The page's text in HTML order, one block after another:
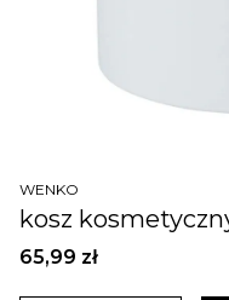
WENKO
kosz
65,99 zł